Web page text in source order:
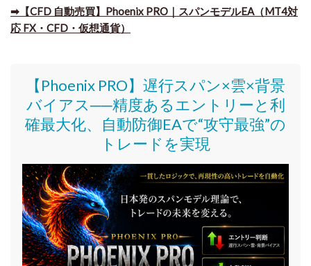
➡​【CFD 自動売買】Phoenix PRO｜スパンモデルEA（MT4対
応 FX・CFD・仮想通貨）
【Phoenix PRO】遅行スパン×雲×背景
バイアス──精度あるエントリーと利
確最大化、自動防御EAで“攻守最強”の
トレードを実現